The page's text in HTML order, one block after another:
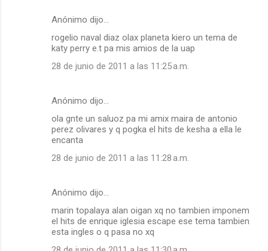
Anónimo dijo…
rogelio naval diaz olax planeta kiero un tema de
katy perry e.t pa mis amios de la uap
28 de junio de 2011 a las 11:25 a.m.
Anónimo dijo…
ola gnte un saluoz pa mi amix maira de antonio
perez olivares y q pogka el hits de kesha a ella le
encanta
28 de junio de 2011 a las 11:28 a.m.
Anónimo dijo…
marin topalaya alan oigan xq no tambien imponem
el hits de enrique iglesia escape ese tema tambien
esta ingles o q pasa no xq